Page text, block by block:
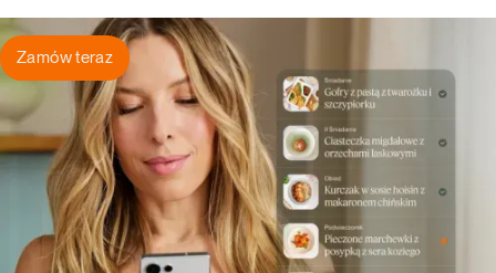
Zamów teraz